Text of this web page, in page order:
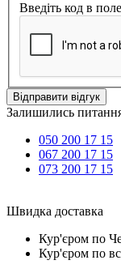
Введіть код в
Відправити відгук
Залишились
050 200 17 15
067 200 17 15
073 200 17 15
Швидка доставка
Кур'єром по
Кур'єром по